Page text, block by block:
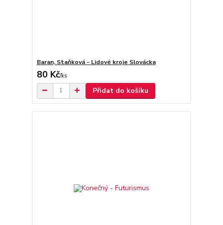
Baran, Staňková - Lidové kroje Slovácka
80 Kč/ks
Přidat do košíku